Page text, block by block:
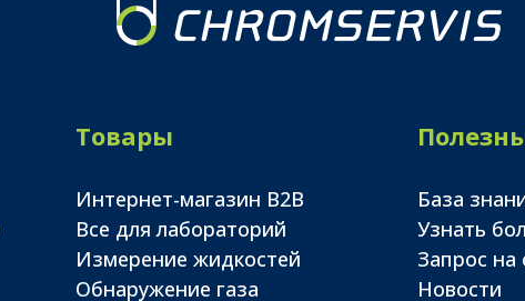
Товары
Интернет-магазин B2B
Все для лабораторий
Измерение жидкостей
Обнаружение газа
База
Узнать
Запрос на
Новости